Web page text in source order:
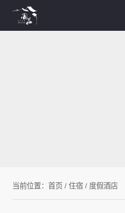
当前位置： 首页 / 住宿 / 度假酒店